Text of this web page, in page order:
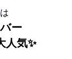
は
ー
人気✨